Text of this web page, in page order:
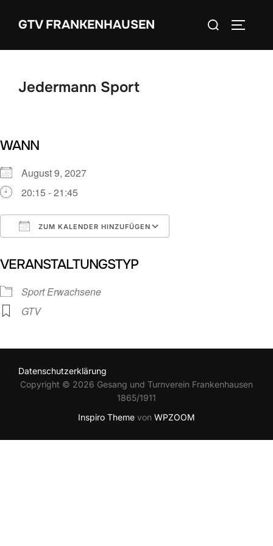
InhaltGTV FRANKENHAUSEN
Suchen
Jedermann Sport
WANN
August 9, 2027
20:15 - 21:45
ZUM KALENDER HINZUFÜGEN
VERANSTALTUNGSTYP
Sport Erwachsene
GTV
Datenschutzerklärung
Copyright © 2026 Gesang und Turnverein Frankenhausen
1865/1911
Inspiro Theme von WPZOOM